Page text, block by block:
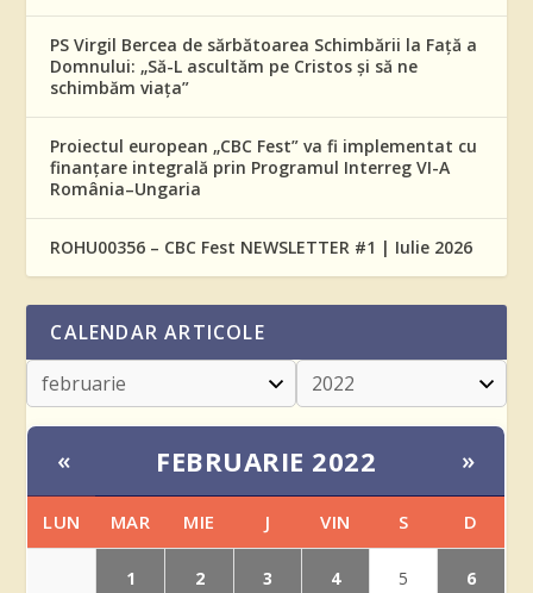
PS Virgil Bercea de sărbătoarea Schimbării la Față a
Domnului: „Să-L ascultăm pe Cristos și să ne
schimbăm viața”
Proiectul european „CBC Fest” va fi implementat cu
finanțare integrală prin Programul Interreg VI-A
România–Ungaria
ROHU00356 – CBC Fest NEWSLETTER #1 | Iulie 2026
CALENDAR ARTICOLE
« FEBRUARIE 2022 »
LUN MAR MIE J VIN S D
1 2 3 4 5 6